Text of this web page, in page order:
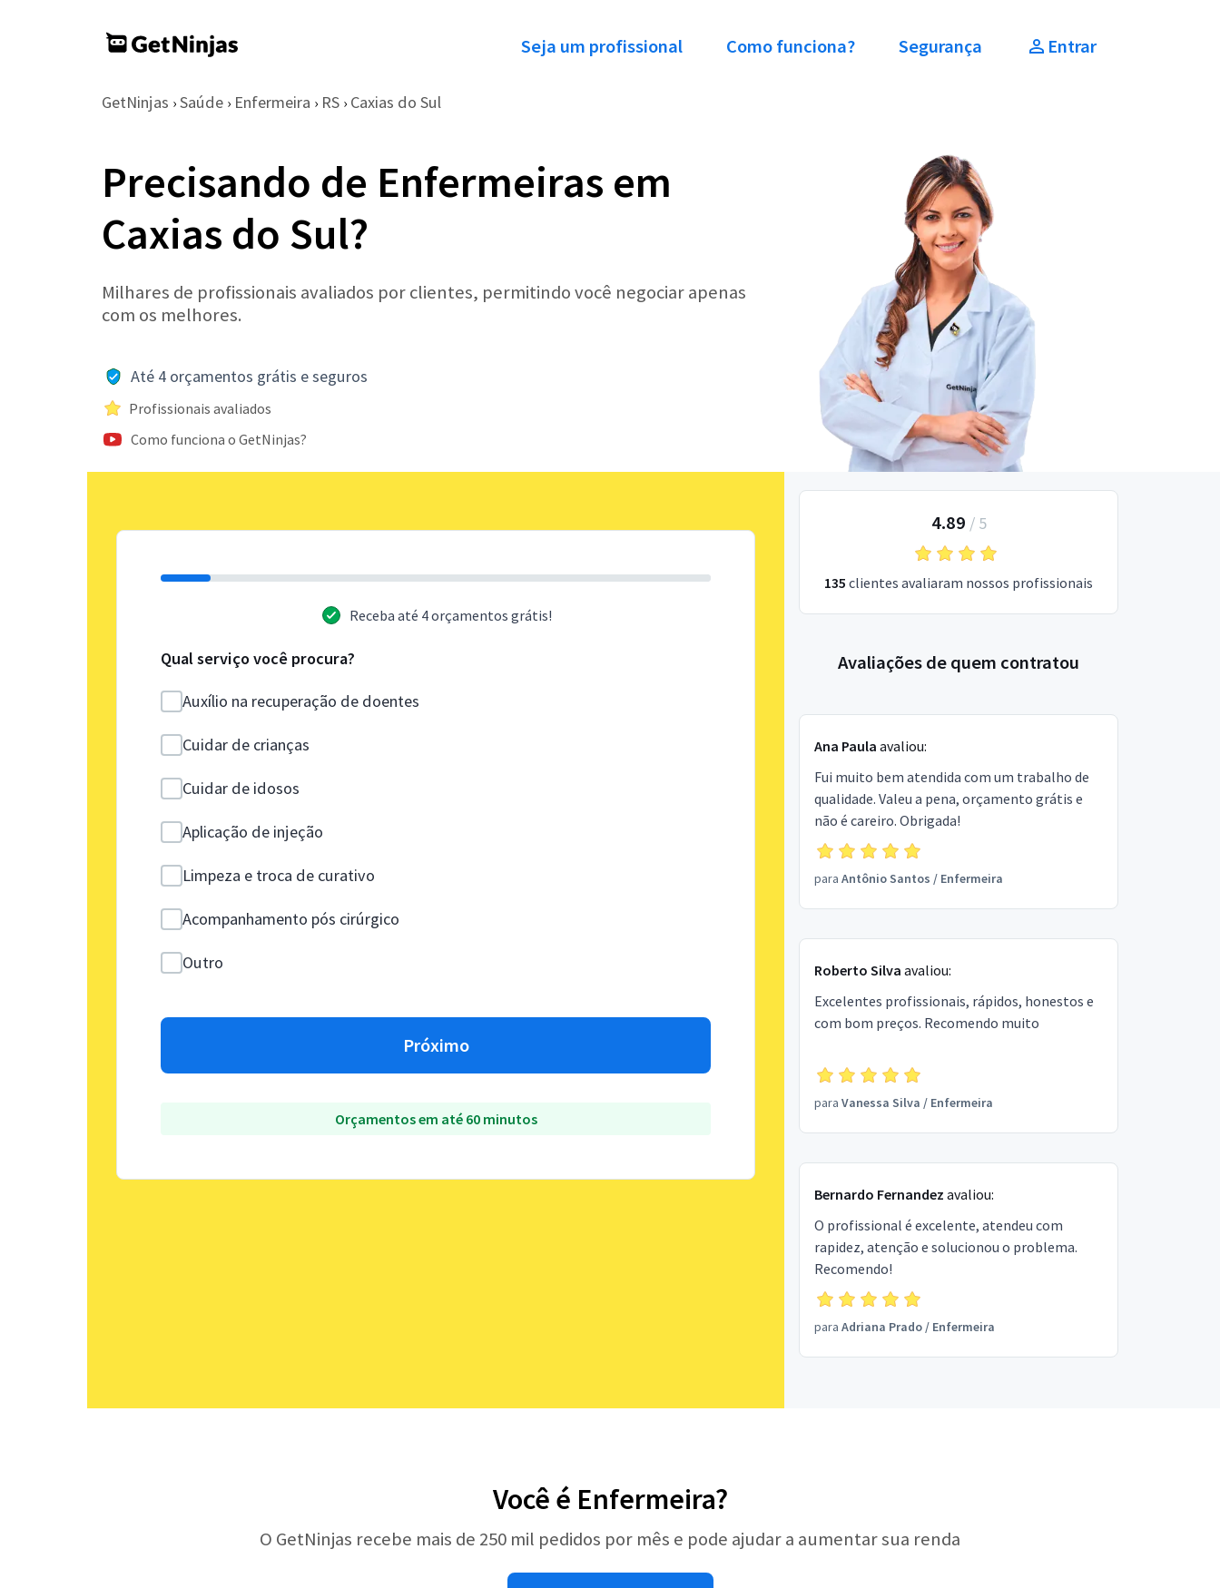
Seja um profissional Como funciona? Segurança Entrar
GetNinjas › Saúde › Enfermeira › RS › Caxias do Sul
Precisando de Enfermeiras em
Caxias do Sul?
Milhares de profissionais avaliados por clientes, permitindo você negociar apenas
com os melhores.
Até 4 orçamentos grátis e seguros
Profissionais avaliados
Como funciona o GetNinjas?
Receba até 4 orçamentos grátis!
Qual serviço você procura?
Auxílio na recuperação de doentes
Cuidar de crianças
Cuidar de idosos
Aplicação de injeção
Limpeza e troca de curativo
Acompanhamento pós cirúrgico
Outro
Próximo
Orçamentos em até 60 minutos
4.89 / 5
135 clientes avaliaram nossos profissionais
Avaliações de quem contratou
Ana Paula avaliou:
Fui muito bem atendida com um trabalho de
qualidade. Valeu a pena, orçamento grátis e
não é careiro. Obrigada!
para Antônio Santos / Enfermeira
Roberto Silva avaliou:
Excelentes profissionais, rápidos, honestos e
com bom preços. Recomendo muito
para Vanessa Silva / Enfermeira
Bernardo Fernandez avaliou:
O profissional é excelente, atendeu com
rapidez, atenção e solucionou o problema.
Recomendo!
para Adriana Prado/ Enfermeira
Você é Enfermeira?
O GetNinjas recebe mais de 250 mil pedidos por mês e pode ajudar a aumentar sua renda